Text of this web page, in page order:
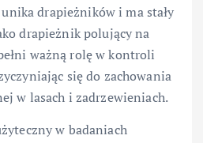
drapieżników i ma stały
drapieżnik polujący na
ważną rolę w kontroli
się do zachowania
w lasach i zadrzewieniach.
w badaniach